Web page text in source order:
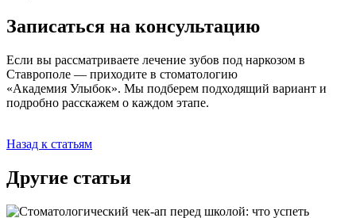
Записаться на консультацию
Если вы рассматриваете лечение зубов под наркозом в
Ставрополе — приходите в стоматологию
«Академия Улыбок». Мы подберем подходящий вариант и
подробно расскажем о каждом этапе.
Назад к статьям
Другие статьи